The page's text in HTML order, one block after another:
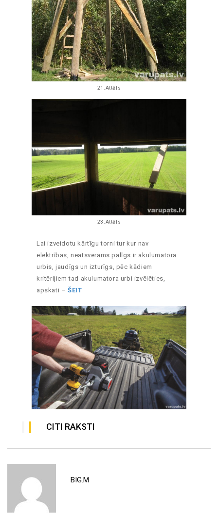
21.Attēls
23.Attēls
Lai izveidotu kārtīgu torni tur kur nav
elektrības, neatsverams palīgs ir akulumatora
urbis, jaudīgs un izturīgs, pēc kādiem
kritērijiem tad akulumatora urbi izvēlēties,
apskati – ŠEIT
CITI RAKSTI
BIG.M